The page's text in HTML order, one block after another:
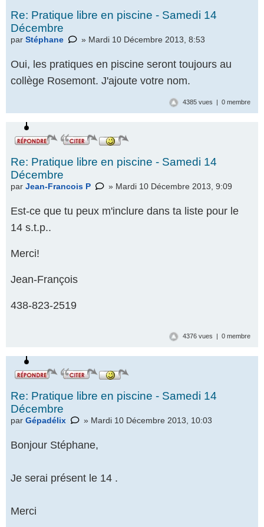
Re: Pratique libre en piscine - Samedi 14
Décembre
par Stéphane » Mardi 10 Décembre 2013, 8:53
Oui, les pratiques en piscine seront toujours au
collège Rosemont. J'ajoute votre nom.
4385 vues | 0 membre
Re: Pratique libre en piscine - Samedi 14
Décembre
par Jean-Francois P » Mardi 10 Décembre 2013, 9:09
Est-ce que tu peux m'inclure dans ta liste pour le
14 s.t.p..
Merci!
Jean-François
438-823-2519
4376 vues | 0 membre
Re: Pratique libre en piscine - Samedi 14
Décembre
par Gépadélix » Mardi 10 Décembre 2013, 10:03
Bonjour Stéphane,
Je serai présent le 14 .
Merci